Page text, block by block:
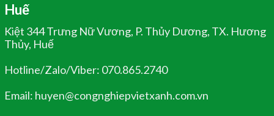
Huế
Kiệt 344 Trưng Nữ Vương, P. Thủy Dương, TX. Hương
Thủy, Huế
Hotline/Zalo/Viber: 070.865.2740
Email: huyen@congnghiepvietxanh.com.vn